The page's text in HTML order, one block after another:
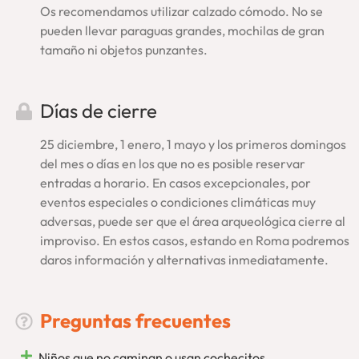
Os recomendamos utilizar calzado cómodo. No se
pueden llevar paraguas grandes, mochilas de gran
tamaño ni objetos punzantes.
Días de cierre
25 diciembre, 1 enero, 1 mayo y los primeros domingos
del mes o días en los que no es posible reservar
entradas a horario. En casos excepcionales, por
eventos especiales o condiciones climáticas muy
adversas, puede ser que el área arqueológica cierre al
improviso. En estos casos, estando en Roma podremos
daros información y alternativas inmediatamente.
Preguntas frecuentes